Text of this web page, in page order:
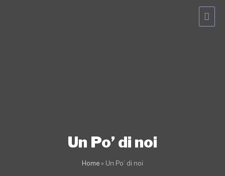
Un Po’ di noi
Home » Un Po’ di noi